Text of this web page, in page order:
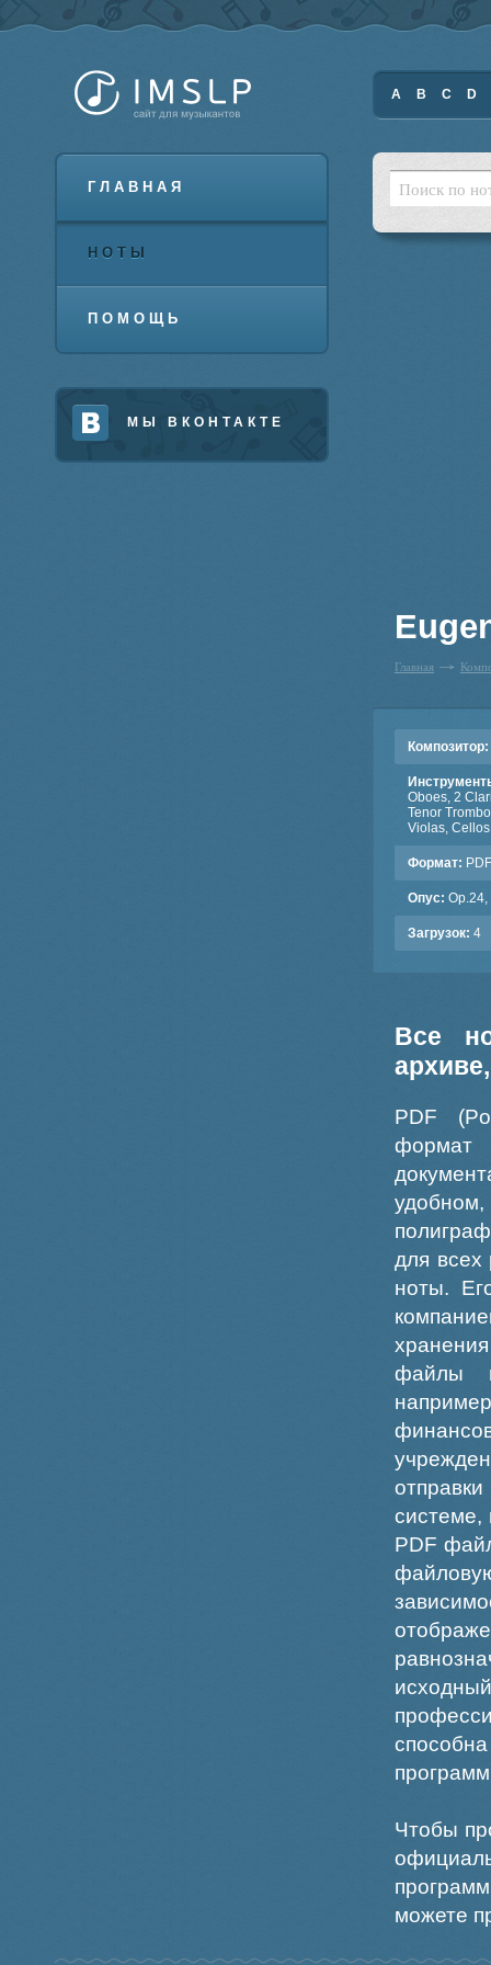
ГЛАВНАЯ
НОТЫ
ПОМОЩЬ
МЫ ВКОНТАКТЕ
A B C D
Главная
Композитор:
Oboes, 2
Tenor
Violas,
Формат: PDF
Опус: Op.24,
Загрузок: 4
Все
PDF
формат
для всех
ноты.
файлы
системе,
PDF
Чтобы
можете